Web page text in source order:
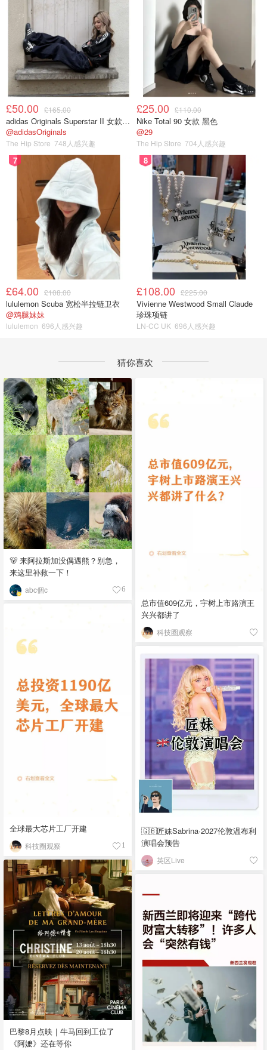
£50.00 £165.00
adidas Originals Superstar II 女款串珠休闲鞋 黑色
@adidasOriginals
The Hip Store 748人感兴趣
£25.00 £110.00
Nike Total 90 女款 黑色
@29
The Hip Store 704人感兴趣
7
£64.00 £108.00
lululemon Scuba 宽松半拉链卫衣
@鸡腿妹妹
lululemon 696人感兴趣
8
£108.00 £225.00
Vivienne Westwood Small Claude
珍珠项链
LN-CC UK 696人感兴趣
猜你喜欢
🐻 来阿拉斯加没偶遇熊？别急，
来这里补救一下！
abc個c 6
总市值609亿元，宇树上市路演王
兴兴都讲了
科技圈观察
全球最大芯片工厂开建
科技圈观察 1
🇬🇧匠妹Sabrina·2027伦敦温布利
演唱会预告
英区Live
巴黎8月点映｜牛马回到工位了
《阿嬷》还在等你